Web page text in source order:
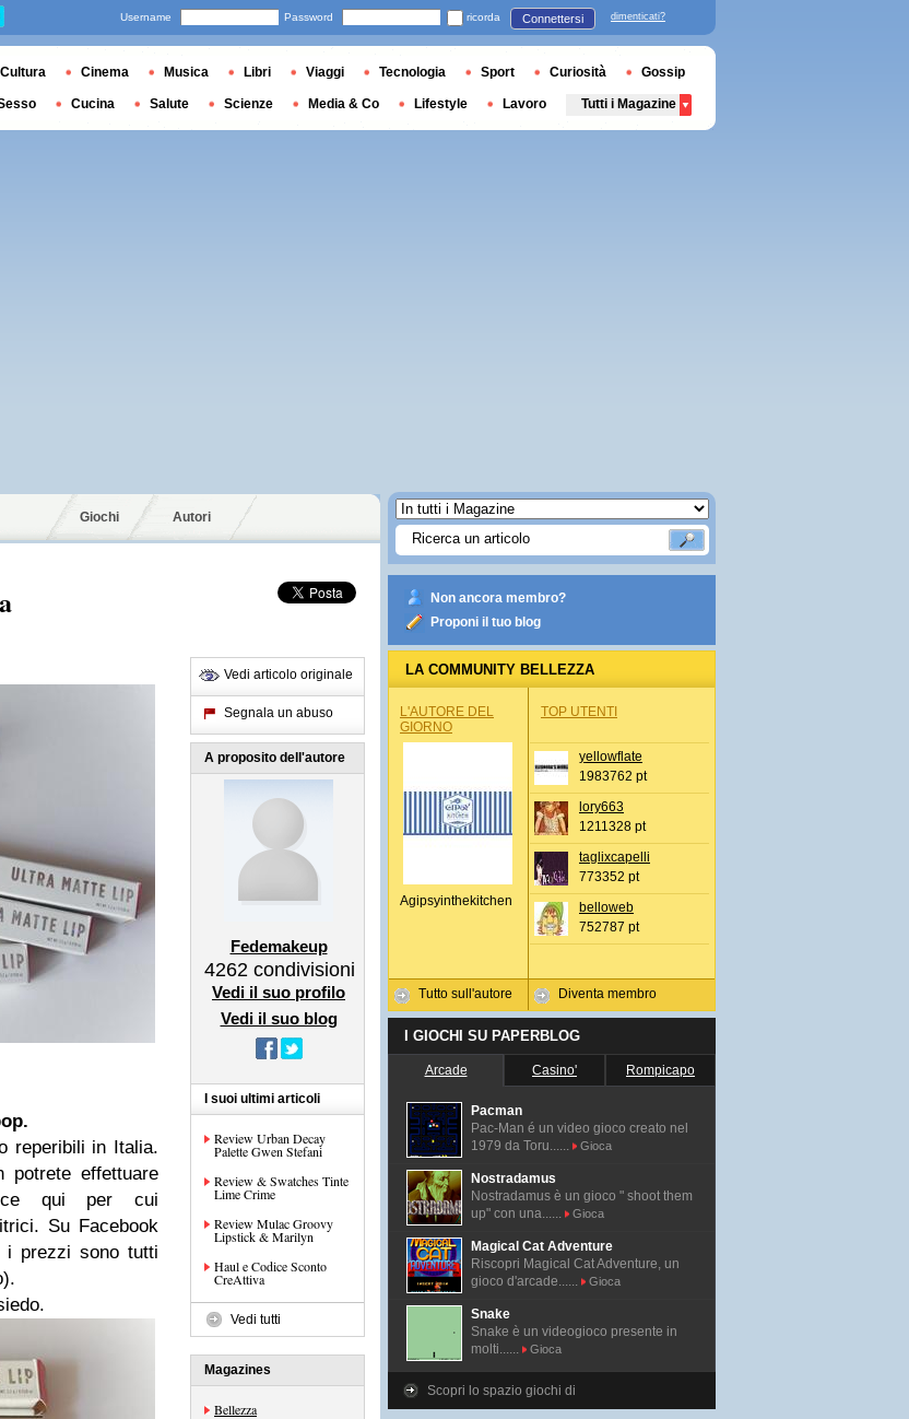
Giochi Autori
reperibili in Italia.
effettuare
qui per cui
Su Facebook
i prezzi sono tutti
Vedi articolo originale
Segnala un abuso
A proposito dell'autore
Fedemakeup
4262 condivisioni
Vedi il suo profilo
Vedi il suo blog
I suoi ultimi articoli
Review Urban Decay
Palette Gwen Stefani
Review & Swatches Tinte
Lime Crime
Review Mulac Groovy
Lipstick & Marilyn
Haul e Codice Sconto
CreAttiva
Vedi tutti
Magazines
Bellezza
Non ancora membro?
Proponi il tuo blog
LA COMMUNITY BELLEZZA
L'AUTORE DEL
GIORNO
Agipsyinthekitchen
Tutto sull'autore
TOP UTENTI
yellowflate
1983762 pt
lory663
1211328 pt
taglixcapelli
773352 pt
belloweb
752787 pt
Diventa membro
I GIOCHI SU PAPERBLOG
Arcade Casino' Rompicapo
Pacman
Pac-Man é un video gioco creato nel
1979 da Toru......
Gioca
Nostradamus
Nostradamus è un gioco " shoot them
up" con una......
Gioca
Magical Cat Adventure
Riscopri Magical Cat Adventure, un
gioco d'arcade......
Gioca
Snake
Snake è un videogioco presente in
molti......
Gioca
Scopri lo spazio giochi di
Username Password ricorda Connettersi dimenticati?
Cultura Cinema Musica Libri Viaggi Tecnologia Sport Curiosità Gossip
Cucina Salute Scienze Media & Co Lifestyle Lavoro Tutti i Magazine